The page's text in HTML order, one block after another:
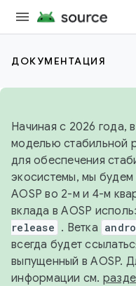
ДОКУМЕНТАЦИЯ
Начиная с 2026 года,
моделью стабильной
для обеспечения
экосистемы, мы будем
AOSP во 2-м и 4-м
вклада в AOSP
release . Ветка
всегда будет
выпущенный в AOSP.
информации см.